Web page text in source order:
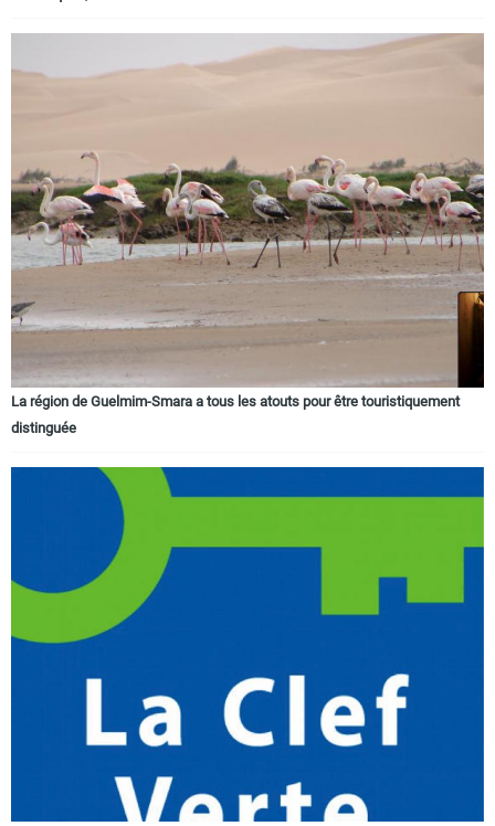
La région de Guelmim-Smara a tous les atouts pour être touristiquement
distinguée